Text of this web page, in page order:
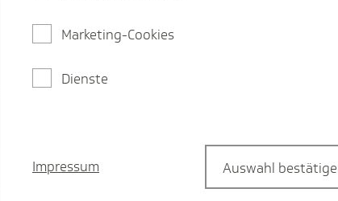
Marketing-Cookies
Dienste
Impressum Auswahl